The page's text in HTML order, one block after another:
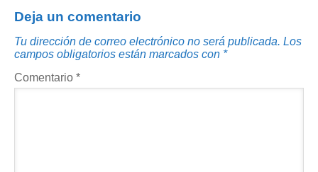
Deja un comentario
Tu dirección de correo electrónico no será publicada. Los
campos obligatorios están marcados con *
Comentario *